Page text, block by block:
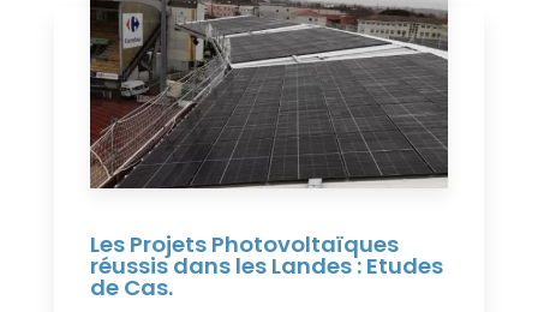
Les Projets Photovoltaïques
réussis dans les Landes : Etudes
de Cas.